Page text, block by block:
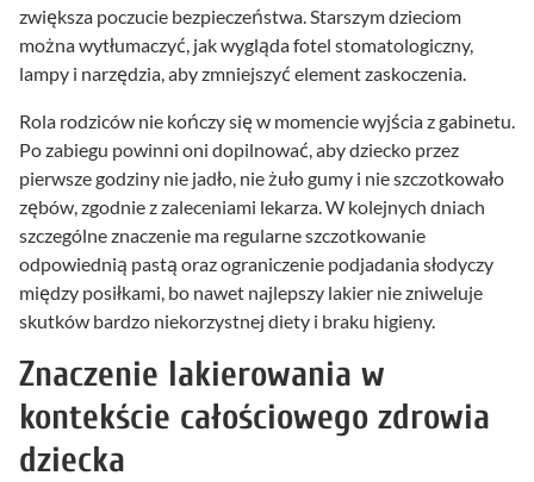
zwiększa poczucie bezpieczeństwa. Starszym dzieciom
można wytłumaczyć, jak wygląda fotel stomatologiczny,
lampy i narzędzia, aby zmniejszyć element zaskoczenia.
Rola rodziców nie kończy się w momencie wyjścia z gabinetu.
Po zabiegu powinni oni dopilnować, aby dziecko przez
pierwsze godziny nie jadło, nie żuło gumy i nie szczotkowało
zębów, zgodnie z zaleceniami lekarza. W kolejnych dniach
szczególne znaczenie ma regularne szczotkowanie
odpowiednią pastą oraz ograniczenie podjadania słodyczy
między posiłkami, bo nawet najlepszy lakier nie zniweluje
skutków bardzo niekorzystnej diety i braku higieny.
Znaczenie lakierowania w
kontekście całościowego zdrowia
dziecka